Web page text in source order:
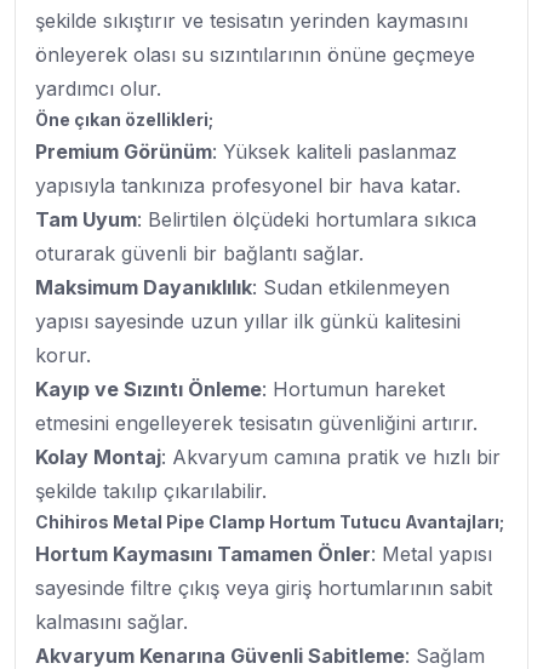
şekilde sıkıştırır ve tesisatın yerinden kaymasını
önleyerek olası su sızıntılarının önüne geçmeye
yardımcı olur.
Öne çıkan özellikleri;
Premium Görünüm: Yüksek kaliteli paslanmaz
yapısıyla tankınıza profesyonel bir hava katar.
Tam Uyum: Belirtilen ölçüdeki hortumlara sıkıca
oturarak güvenli bir bağlantı sağlar.
Maksimum Dayanıklılık: Sudan etkilenmeyen
yapısı sayesinde uzun yıllar ilk günkü kalitesini
korur.
Kayıp ve Sızıntı Önleme: Hortumun hareket
etmesini engelleyerek tesisatın güvenliğini artırır.
Kolay Montaj: Akvaryum camına pratik ve hızlı bir
şekilde takılıp çıkarılabilir.
Chihiros Metal Pipe Clamp Hortum Tutucu Avantajları;
Hortum Kaymasını Tamamen Önler: Metal yapısı
sayesinde filtre çıkış veya giriş hortumlarının sabit
kalmasını sağlar.
Akvaryum Kenarına Güvenli Sabitleme: Sağlam